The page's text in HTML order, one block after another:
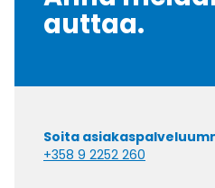
auttaa.
Soita
+358 9 2252 260